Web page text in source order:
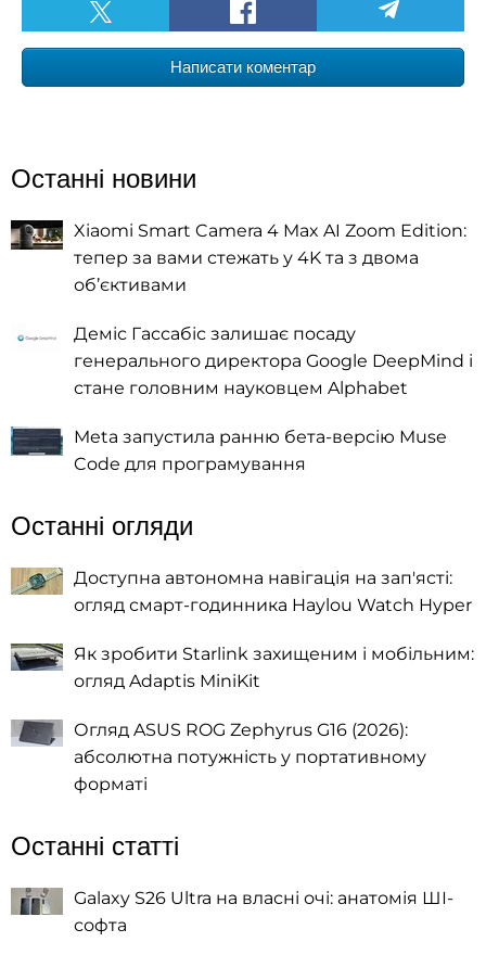
Написати коментар
Останні новини
Xiaomi Smart Camera 4 Max AI Zoom Edition:
тепер за вами стежать у 4K та з двома
об’єктивами
Деміс Гассабіс залишає посаду
генерального директора Google DeepMind і
стане головним науковцем Alphabet
Meta запустила ранню бета-версію Muse
Code для програмування
Останні огляди
Доступна автономна навігація на зап'ясті:
огляд смарт-годинника Haylou Watch Hyper
Як зробити Starlink захищеним і мобільним:
огляд Adaptis MiniKit
Огляд ASUS ROG Zephyrus G16 (2026):
абсолютна потужність у портативному
форматі
Останні статті
Galaxy S26 Ultra на власні очі: анатомія ШІ-
софта